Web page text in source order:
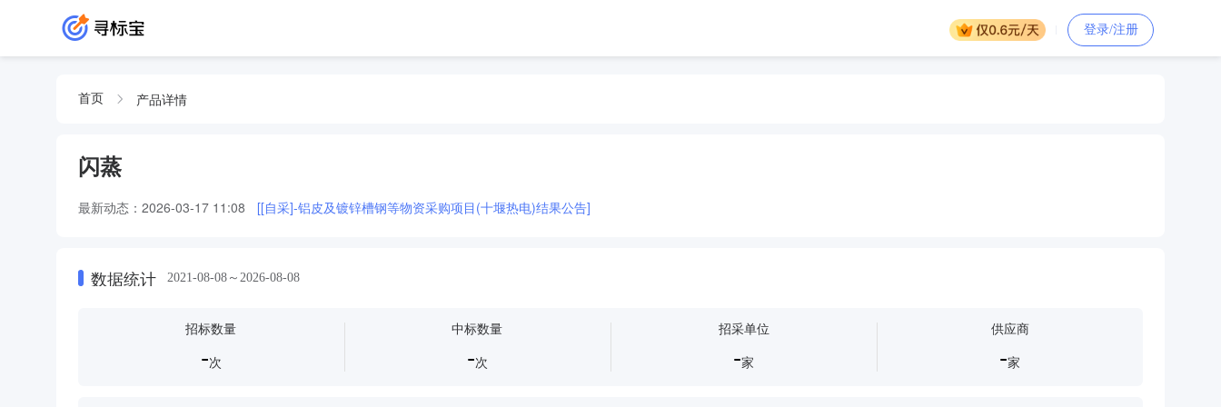
登录/注册
首页 产品详情
闪蒸
最新动态： 2026-03-17 11:08 [[自采]-铝皮及镀锌槽钢等物资采购项目(十堰热电)结果公告]
数据统计 2021-08-08～2026-08-08
招标数量
-次
中标数量
-次
招采单位
-家
供应商
-家